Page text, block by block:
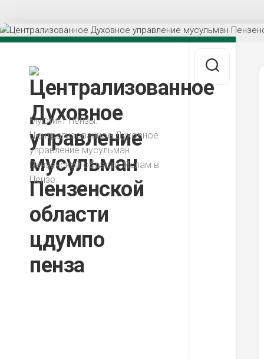
Перейти
к
Муфтият Пензы.
Централизованное Духовное
управление мусульман
Пензенской области. Ислам в
Пензе.